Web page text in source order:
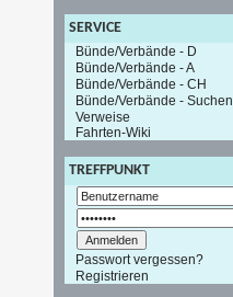
SERVICE
Bünde/Verbände - D
Bünde/Verbände - A
Bünde/Verbände - CH
Bünde/Verbände - Suchen
Verweise
Fahrten-Wiki
TREFFPUNKT
Passwort vergessen?
Registrieren